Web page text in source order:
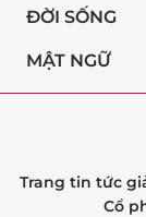
ĐỜI SỐNG
MẬT NGỮ
Trang tin tức
Cổ